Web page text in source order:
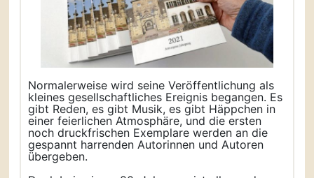
Normalerweise wird seine Veröffentlichung als
kleines gesellschaftliches Ereignis begangen. Es
gibt Reden, es gibt Musik, es gibt Häppchen in
einer feierlichen Atmosphäre, und die ersten
noch druckfrischen Exemplare werden an die
gespannt harrenden Autorinnen und Autoren
übergeben.